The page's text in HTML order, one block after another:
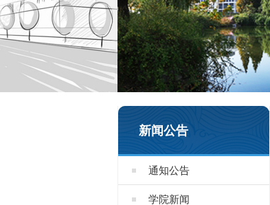
新闻公告
通知公告
学院新闻